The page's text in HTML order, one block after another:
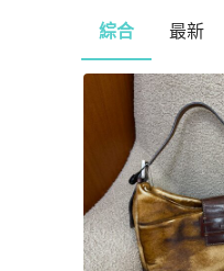
綜合 最新